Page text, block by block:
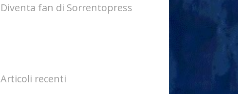
Diventa fan di Sorrentopress
Articoli recenti